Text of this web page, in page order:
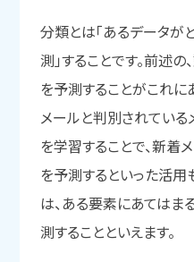
分類とは「あるデータが
測」することです。前述
を予測することがこれに
メールと判別されてい
を学習することで、新着
を予測するといった活用
は、ある要素にあてはま
測することといえます。